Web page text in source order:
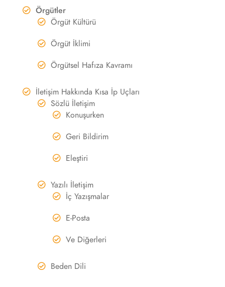
Örgütler
Örgüt Kültürü
Örgüt İklimi
Örgütsel Hafıza Kavramı
İletişim Hakkında Kısa İp Uçları
Sözlü İletişim
Konuşurken
Geri Bildirim
Eleştiri
Yazılı İletişim
İç Yazışmalar
E-Posta
Ve Diğerleri
Beden Dili